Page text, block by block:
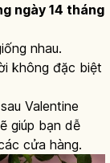
ngày 14 tháng
nhau.
không đặc biệt
Valentine
giúp bạn dễ
cửa hàng.